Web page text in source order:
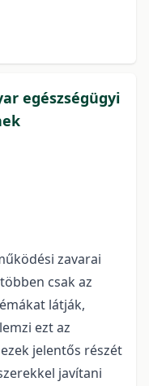
egészségügyi
zavarai
csak az
látják,
ezt az
jelentős részét
javítani